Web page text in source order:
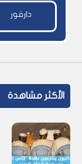
دارفور
الأكثر مشاهدة